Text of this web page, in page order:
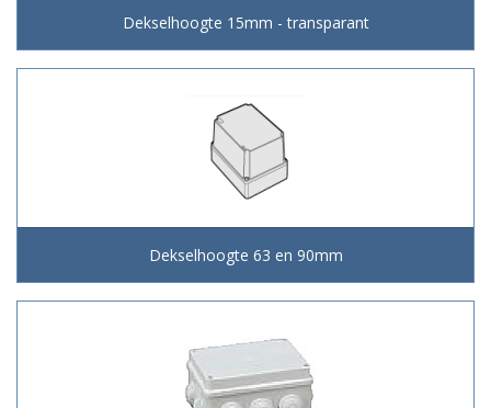
Dekselhoogte 15mm - transparant
Dekselhoogte 63 en 90mm